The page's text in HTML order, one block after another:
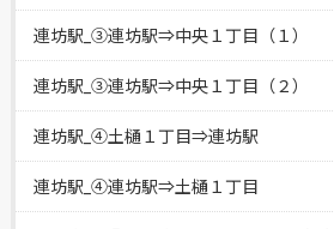
連坊駅_③連坊駅⇒中央１丁目（１）
連坊駅_③連坊駅⇒中央１丁目（２）
連坊駅_④土樋１丁目⇒連坊駅
連坊駅_④連坊駅⇒土樋１丁目